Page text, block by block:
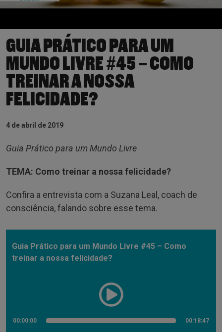
GUIA PRÁTICO PARA UM
MUNDO LIVRE #45 – COMO
TREINAR A NOSSA
FELICIDADE?
4 de abril de 2019
Guia Prático para um Mundo Livre
TEMA: Como treinar a nossa felicidade?
Confira a entrevista com a Suzana Leal, coach de
consciência, falando sobre esse tema.
Guia Prático para um Mundo Livre #45 – Como
treinar a nossa felicidade?
00:00:00 00:18:47